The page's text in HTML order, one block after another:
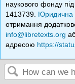
наукового фонду
1413739. Юридична
отримання
info@libretexts.org
адресою https://